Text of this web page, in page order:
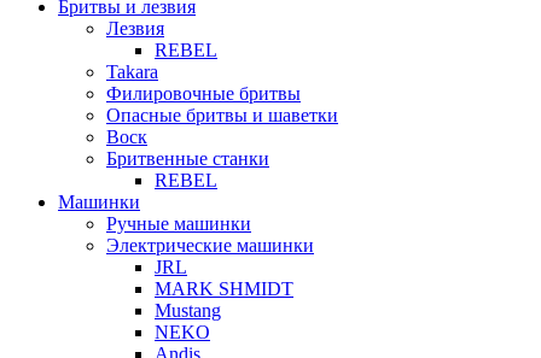
Бритвы и лезвия
Лезвия
REBEL
Takara
Филировочные бритвы
Опасные бритвы и шаветки
Воск
Бритвенные станки
REBEL
Машинки
Ручные машинки
Электрические машинки
JRL
MARK SHMIDT
Mustang
NEKO
Andis